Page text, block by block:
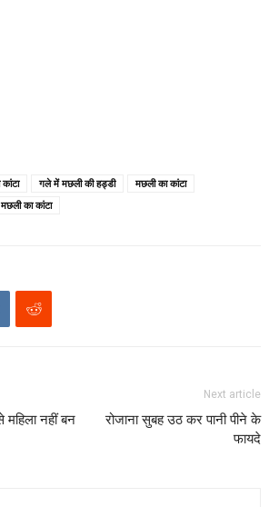
गले में मछली की हड्डी
मछली का कांटा
का कांटा
नहीं बन
Next article
रोजाना सुबह उठ कर पानी पीने के
फायदे